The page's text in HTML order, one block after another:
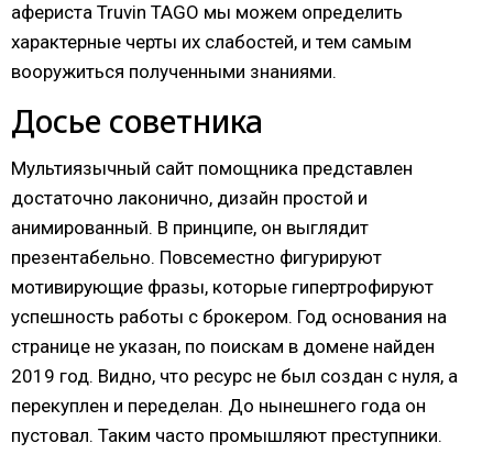
афериста Truvin TAGO мы можем определить
характерные черты их слабостей, и тем самым
вооружиться полученными знаниями.
Досье советника
Мультиязычный сайт помощника представлен
достаточно лаконично, дизайн простой и
анимированный. В принципе, он выглядит
презентабельно. Повсеместно фигурируют
мотивирующие фразы, которые гипертрофируют
успешность работы с брокером. Год основания на
странице не указан, по поискам в домене найден
2019 год. Видно, что ресурс не был создан с нуля, а
перекуплен и переделан. До нынешнего года он
пустовал. Таким часто промышляют преступники.